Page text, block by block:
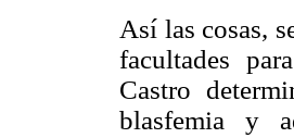
Así las cosas,
facultades
Castro
blasfemia y